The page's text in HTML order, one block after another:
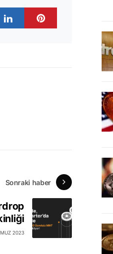
Sonraki haber
2023